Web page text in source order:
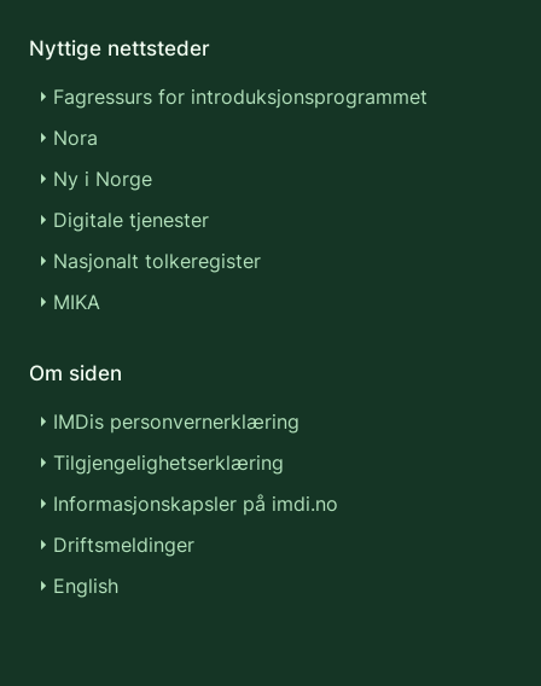
Nyttige nettsteder
Fagressurs for introduksjonsprogrammet
Nora
Ny i Norge
Digitale tjenester
Nasjonalt tolkeregister
MIKA
Om siden
IMDis personvernerklæring
Tilgjengelighetserklæring
Informasjonskapsler på imdi.no
Driftsmeldinger
English